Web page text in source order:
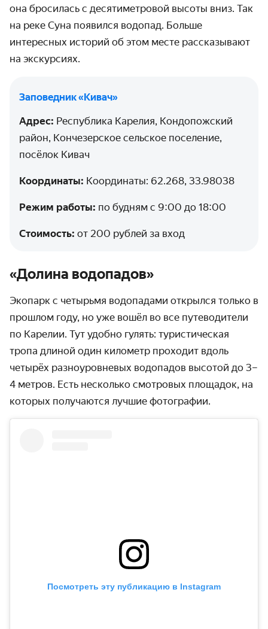
она бросилась с десяти­метровой высоты вниз. Так
на реке Суна появился водопад. Больше
интересных историй об этом месте рассказы­вают
на экскурсиях.
Заповедник «‎Кивач»‎
Адрес: Республика Карелия, Кондопожский
район, Кончезерское сельское поселение,
посёлок Кивач
Координаты: Координаты: 62.268, 33.98038
Режим работы: по будням с 9:00 до 18:00
Стоимость: от 200 рублей за вход
«‎Долина водопадов»
Экопарк с четырьмя водопадами открылся только в
прошлом году, но уже вошёл во все путе­водители
по Карелии. Тут удобно гулять: туристи­ческая
тропа длиной один километр проходит вдоль
четырёх разно­уровневых водопадов высотой до 3–
4 метров. Есть несколько смотровых площадок, на
которых получаются лучшие фотографии.
Посмотреть эту публикацию в Instagram